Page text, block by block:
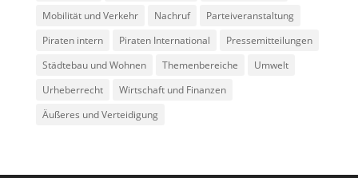
Mobilität und Verkehr
Nachruf
Parteiveranstaltung
Piraten intern
Piraten International
Pressemitteilungen
Städtebau und Wohnen
Themenbereiche
Umwelt
Urheberrecht
Wirtschaft und Finanzen
Äußeres und Verteidigung